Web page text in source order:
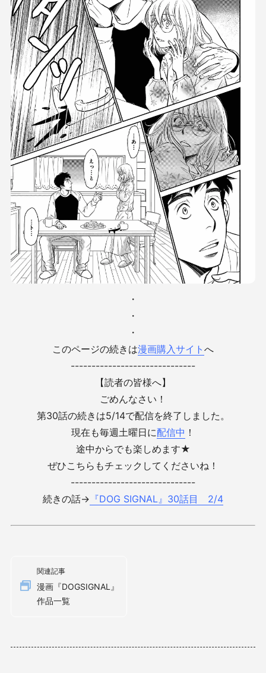
・
・
・
このページの続きは漫画購入サイト へ
------------------------------
【読者の皆様へ】
ごめんなさい！
第30話の続きは5/14で配信を終了しました。
現在も毎週土曜日に配信中 ！
途中からでも楽しめます★
ぜひこちらもチェックしてくださいね！
------------------------------
続きの話→ 『DOG SIGNAL』30話目 2/4
関連記事
漫画『DOGSIGNAL』
作品一覧